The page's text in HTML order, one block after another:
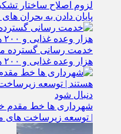
لزوم اصلاح ساختار
پایان دادن به بحران‌
هزار وعده غذایی و ۲۰۰ هزار بطری آب معدنی
شهرداری‌ ها خط مقدم
| توسعه زیرساخت ‌های